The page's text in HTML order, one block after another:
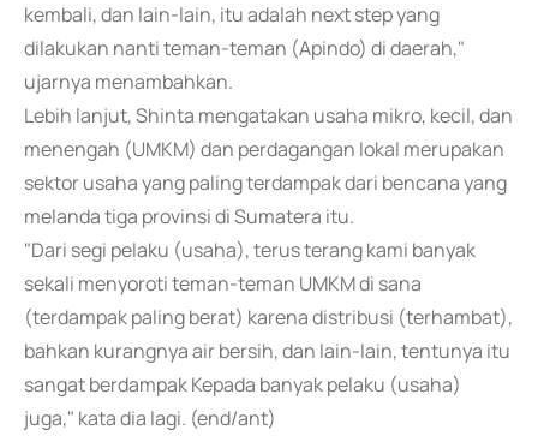
kembali, dan lain-lain, itu adalah next step yang
dilakukan nanti teman-teman (Apindo) di daerah,"
ujarnya menambahkan.
Lebih lanjut, Shinta mengatakan usaha mikro, kecil, dan
menengah (UMKM) dan perdagangan lokal merupakan
sektor usaha yang paling terdampak dari bencana yang
melanda tiga provinsi di Sumatera itu.
"Dari segi pelaku (usaha), terus terang kami banyak
sekali menyoroti teman-teman UMKM di sana
(terdampak paling berat) karena distribusi (terhambat),
bahkan kurangnya air bersih, dan lain-lain, tentunya itu
sangat berdampak Kepada banyak pelaku (usaha)
juga," kata dia lagi. (end/ant)